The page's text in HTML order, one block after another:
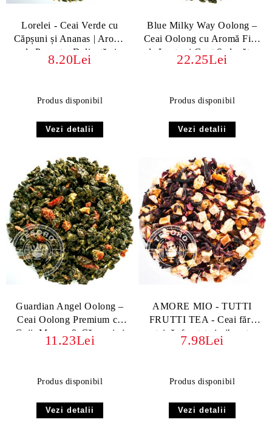
Lorelei - Ceai Verde cu
Căpșuni și Ananas | Aromă
de Poveste, Delicată și
Fructată
8.20Lei
Produs disponibil
Vezi detalii
Blue Milky Way Oolong –
Ceai Oolong cu Aromă Fină
de Lapte și Gust Seducător
22.25Lei
Produs disponibil
Vezi detalii
Guardian Angel Oolong –
Ceai Oolong Premium cu
Goji, Mango & Căpșuni si
Milky Oolong
11.23Lei
Produs disponibil
Vezi detalii
AMORE MIO - TUTTI
FRUTTI TEA - Ceai fără
teină, fructat și vibrant
7.98Lei
Produs disponibil
Vezi detalii